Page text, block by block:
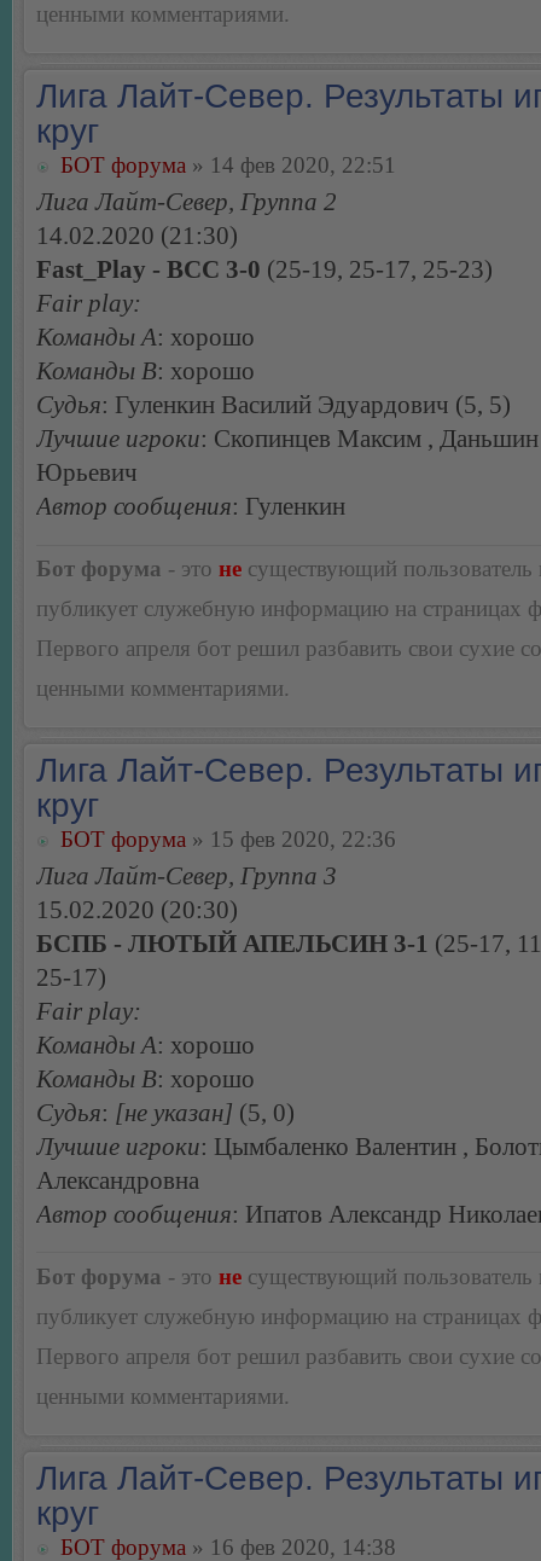
ценными комментариями.
Лига Лайт-Север. Результаты
круг
БОТ форума » 14 фев 2020, 22:51
Лига Лайт-Север, Группа 2
14.02.2020 (21:30)
Fast_Play - BCC 3-0 (25-19, 25-17, 25-23)
Fair play:
Команды А: хорошо
Команды В: хорошо
Судья: Гуленкин Василий Эдуардович (5, 5)
Лучшие игроки: Скопинцев Максим ,
Юрьевич
Автор сообщения: Гуленкин
Бот форума - это не существующий пользователь
публикует служебную информацию на страницах
Первого апреля бот решил разбавить свои сухие
ценными комментариями.
Лига Лайт-Север. Результаты
круг
БОТ форума » 15 фев 2020, 22:36
Лига Лайт-Север, Группа 3
15.02.2020 (20:30)
БСПБ - ЛЮТЫЙ АПЕЛЬСИН 3-1 (25-17,
25-17)
Fair play:
Команды А: хорошо
Команды В: хорошо
Судья: [не указан] (5, 0)
Лучшие игроки: Цымбаленко Валентин ,
Александровна
Автор сообщения: Ипатов Александр
Бот форума - это не существующий пользователь
публикует служебную информацию на страницах
Первого апреля бот решил разбавить свои сухие
ценными комментариями.
Лига Лайт-Север. Результаты
круг
БОТ форума » 16 фев 2020, 14:38